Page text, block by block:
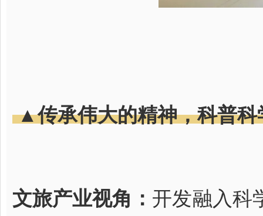
▲传承伟大的精神，科普科
文旅产业视角： 开发融入科